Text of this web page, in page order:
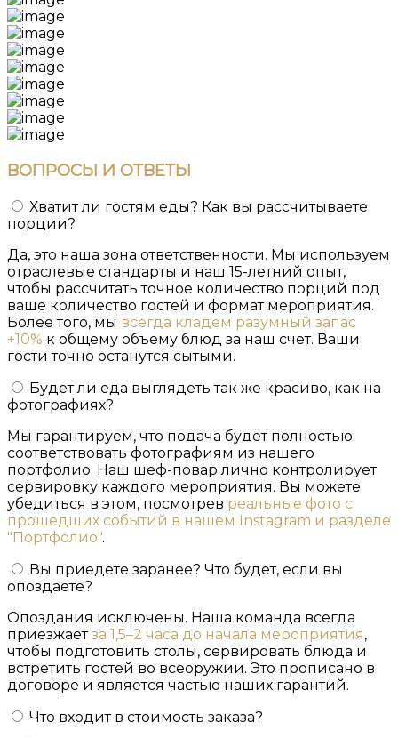
ВОПРОСЫ И ОТВЕТЫ
Хватит ли гостям еды? Как вы рассчитываете
порции?
Да, это наша зона ответственности. Мы используем
отраслевые стандарты и наш 15-летний опыт,
чтобы рассчитать точное количество порций под
ваше количество гостей и формат мероприятия.
Более того, мы всегда кладем разумный запас
+10% к общему объему блюд за наш счет. Ваши
гости точно останутся сытыми.
Будет ли еда выглядеть так же красиво, как на
фотографиях?
Мы гарантируем, что подача будет полностью
соответствовать фотографиям из нашего
портфолио. Наш шеф-повар лично контролирует
сервировку каждого мероприятия. Вы можете
убедиться в этом, посмотрев реальные фото с
прошедших событий в нашем Instagram и разделе
"Портфолио".
Вы приедете заранее? Что будет, если вы
опоздаете?
Опоздания исключены. Наша команда всегда
приезжаетза 1,5–2 часа до начала мероприятия,
чтобы подготовить столы, сервировать блюда и
встретить гостей во всеоружии. Это прописано в
договоре и является частью наших гарантий.
Что входит в стоимость заказа?